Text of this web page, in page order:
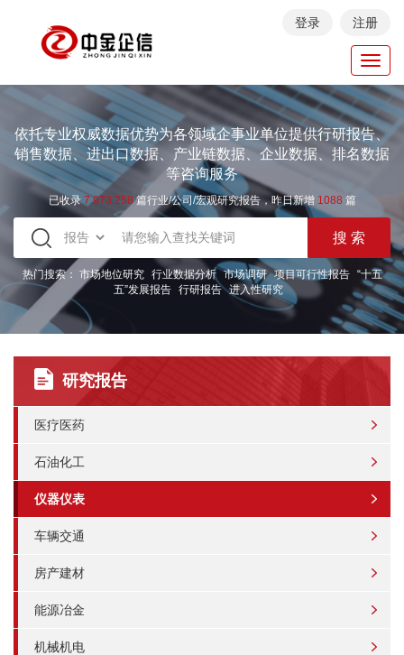
登录 注册
依托专业权威数据优势为各领域企事业单位提供行研报告、
销售数据、进出口数据、产业链数据、企业数据、排名数据
等咨询服务
已收录7.973.258篇行业/公司/宏观研究报告，昨日新增 1088 篇
热门搜索： 市场地位研究 行业数据分析 市场调研 项目可行性报告
“十五
五”发展报告 行研报告 进入性研究
研究报告
医疗医药
石油化工
仪器仪表
车辆交通
房产建材
能源冶金
机械机电